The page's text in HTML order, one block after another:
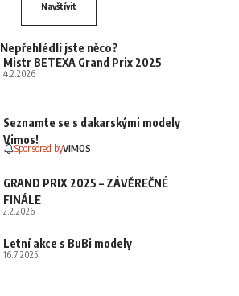
Navštívit
Nepřehlédli jste něco?
Mistr BETEXA Grand Prix 2025
4.2.2026
Seznamte se s dakarskými modely
Vimos!
Sponsored byVIMOS
GRAND PRIX 2025 – ZÁVĚREČNÉ
FINÁLE
2.2.2026
Letní akce s BuBi modely
16.7.2025